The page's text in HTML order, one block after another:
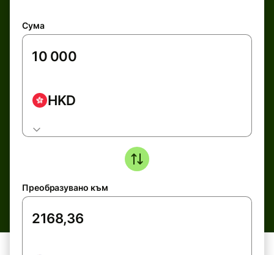
Сума
HKD
Преобразувано към